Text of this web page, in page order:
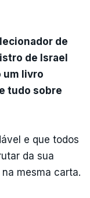
de
de Israel
um livro
tudo sobre
e que todos
da sua
mesma carta.